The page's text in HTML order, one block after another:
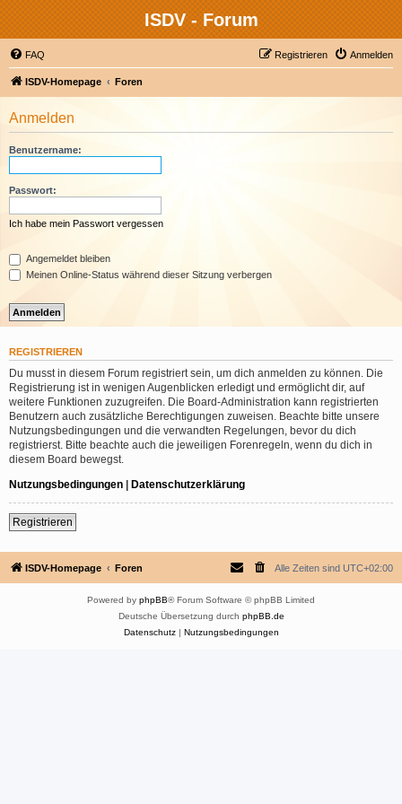
ISDV - Forum
FAQ Anmelden
Registrieren
ISDV-Homepage Foren
Anmelden
Benutzername:
Passwort:
Ich habe mein Passwort vergessen
Angemeldet bleiben
Meinen Online-Status während dieser Sitzung verbergen
REGISTRIEREN
Du musst in diesem Forum registriert sein, um dich anmelden zu können. Die
Registrierung ist in wenigen Augenblicken erledigt und ermöglicht dir, auf
weitere Funktionen zuzugreifen. Die Board-Administration kann registrierten
Benutzern auch zusätzliche Berechtigungen zuweisen. Beachte bitte unsere
Nutzungsbedingungen und die verwandten Regelungen, bevor du dich
registrierst. Bitte beachte auch die jeweiligen Forenregeln, wenn du dich in
diesem Board bewegst.
Nutzungsbedingungen | Datenschutzerklärung
Registrieren
ISDV-Homepage Foren Alle Zeiten sind UTC+02:00
Powered by phpBB® Forum Software © phpBB Limited
Deutsche Übersetzung durch phpBB.de
Datenschutz| Nutzungsbedingungen